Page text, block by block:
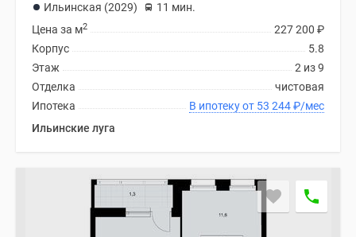
Ильинская (2029)
11 мин.
227 200 ₽
Цена за м2
5.8
Корпус
2 из 9
Этаж
чистовая
Отделка
В ипотеку от 53 244₽/мес
Ипотека
Ильинские луга